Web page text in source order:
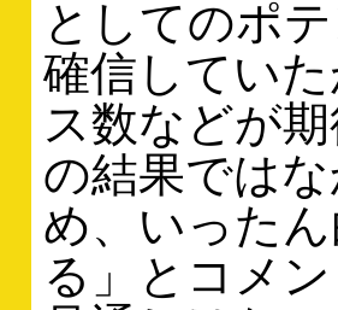
としてのポ
確信してい
ス数などが
の結果では
め、いった
る」とコメ